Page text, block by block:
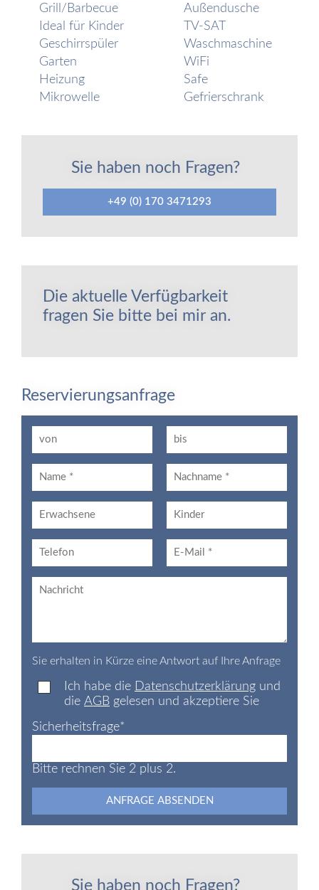
Grill/Barbecue
Ideal für Kinder
Geschirrspüler
Garten
Heizung
Mikrowelle
Außendusche
TV-SAT
Waschmaschine
WiFi
Safe
Gefrierschrank
Sie haben noch Fragen?
+49 (0) 170 3471293
Die aktuelle Verfügbarkeit
fragen Sie bitte bei mir an.
Reservierungsanfrage
Sie erhalten in Kürze eine Antwort auf Ihre Anfrage
Ich habe die Datenschutzerklärung und
die AGB gelesen und akzeptiere Sie
Sicherheitsfrage*
Bitte rechnen Sie 2 plus 2.
ANFRAGE ABSENDEN
Sie haben noch Fragen?